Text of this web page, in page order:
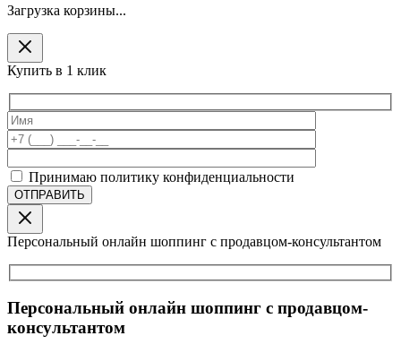
Загрузка корзины...
Купить в 1 клик
Принимаю политику конфиденциальности
Персональный онлайн шоппинг с продавцом-консультантом
Персональный онлайн шоппинг с продавцом-
консультантом